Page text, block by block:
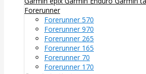
Forerunner
Forerunner 570
Forerunner 970
Forerunner 265
Forerunner 165
Forerunner 70
Forerunner 170